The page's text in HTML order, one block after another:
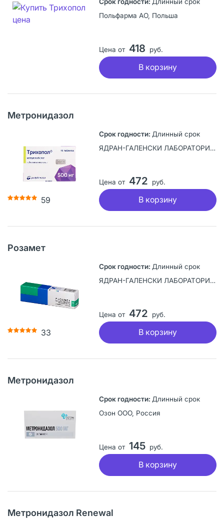
Польфарма АО, Польша
Цена от 418 руб.
В корзину
Метронидазол
59
Длинный срок
ЯДРАН-ГАЛЕНСКИ ЛАБОРАТОРИЙ а.о., Хорватия
Цена от 472 руб.
В корзину
Розамет
33
Длинный срок
ЯДРАН-ГАЛЕНСКИ ЛАБОРАТОРИЙ а.о., Хорватия
Цена от 472 руб.
В корзину
Метронидазол
Длинный срок
Озон ООО, Россия
Цена от 145 руб.
В корзину
Метронидазол Renewal